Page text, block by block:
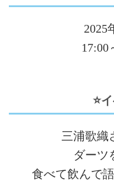
2025
17:00
⭐
三浦歌織
ダーツ
食べて飲んで